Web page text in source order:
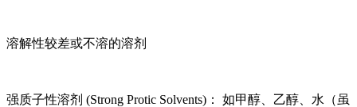
溶解性较差或不溶的溶剂
强质子性溶剂 (Strong Protic Solvents)： 如甲醇、乙醇、水（虽